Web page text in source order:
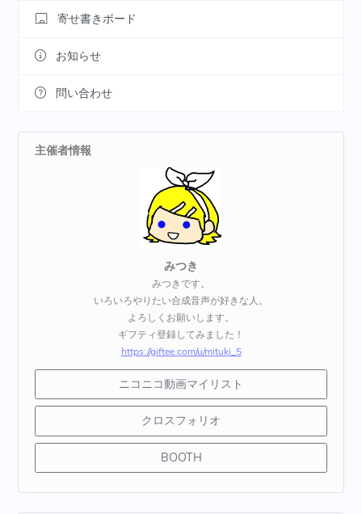
寄せ書きボード
お知らせ
問い合わせ
主催者情報
みつき
みつきです。
いろいろやりたい合成音声が好きな人。
よろしくお願いします。
ギフティ登録してみました！
https://giftee.com/u/mituki_5
ニコニコ動画マイリスト
クロスフォリオ
BOOTH